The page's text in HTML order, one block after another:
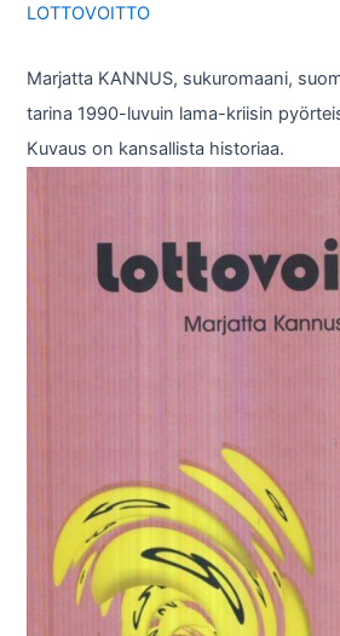
LOTTOVOITTO
Marjatta KANNUS, sukuromaani,
tarina 1990-luvuin lama-kriisin
Kuvaus on kansallista historiaa.